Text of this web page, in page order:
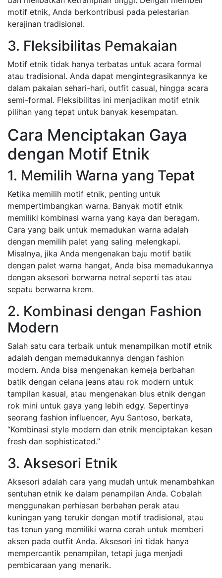
motif etnik, Anda berkontribusi pada pelestarian
kerajinan tradisional.
3. Fleksibilitas Pemakaian
Motif etnik tidak hanya terbatas untuk acara formal
atau tradisional. Anda dapat mengintegrasikannya ke
dalam pakaian sehari-hari, outfit casual, hingga acara
semi-formal. Fleksibilitas ini menjadikan motif etnik
pilihan yang tepat untuk banyak kesempatan.
Cara Menciptakan Gaya
dengan Motif Etnik
1. Memilih Warna yang Tepat
Ketika memilih motif etnik, penting untuk
mempertimbangkan warna. Banyak motif etnik
memiliki kombinasi warna yang kaya dan beragam.
Cara yang baik untuk memadukan warna adalah
dengan memilih palet yang saling melengkapi.
Misalnya, jika Anda mengenakan baju motif batik
dengan palet warna hangat, Anda bisa memadukannya
dengan aksesori berwarna netral seperti tas atau
sepatu berwarna krem.
2. Kombinasi dengan Fashion
Modern
Salah satu cara terbaik untuk menampilkan motif etnik
adalah dengan memadukannya dengan fashion
modern. Anda bisa mengenakan kemeja berbahan
batik dengan celana jeans atau rok modern untuk
tampilan kasual, atau mengenakan blus etnik dengan
rok mini untuk gaya yang lebih edgy. Sepertinya
seorang fashion influencer, Ayu Santoso, berkata,
“Kombinasi style modern dan etnik menciptakan kesan
fresh dan sophisticated.”
3. Aksesori Etnik
Aksesori adalah cara yang mudah untuk menambahkan
sentuhan etnik ke dalam penampilan Anda. Cobalah
menggunakan perhiasan berbahan perak atau
kuningan yang terukir dengan motif tradisional, atau
tas tenun yang memiliki warna cerah untuk memberi
aksen pada outfit Anda. Aksesori ini tidak hanya
mempercantik penampilan, tetapi juga menjadi
pembicaraan yang menarik.